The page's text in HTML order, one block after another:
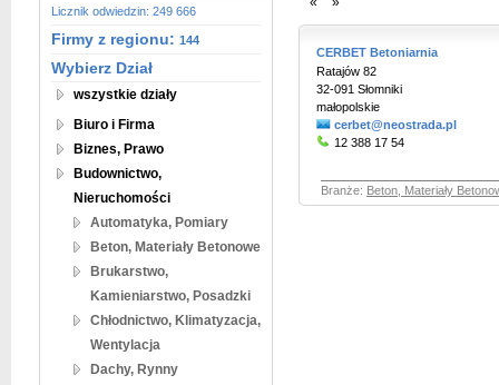
Licznik odwiedzin: 249 666
Firmy z regionu: 144
Wybierz Dział
wszystkie działy
Biuro i Firma
Biznes, Prawo
Budownictwo,
Nieruchomości
Automatyka, Pomiary
Beton, Materiały Betonowe
Brukarstwo,
Kamieniarstwo, Posadzki
Chłodnictwo, Klimatyzacja,
Wentylacja
Dachy, Rynny
CERBET Betoniarnia
Ratajów 82
32-091 Słomniki
małopolskie
cerbet@neostrada.pl
12 388 17 54
Branże: Beton, Materiały